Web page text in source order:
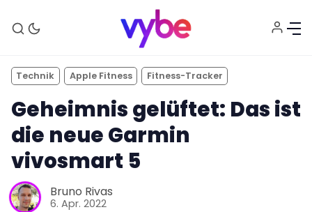
Technik Apple Fitness Fitness-Tracker
Geheimnis gelüftet: Das ist
die neue Garmin
vivosmart 5
Bruno Rivas
6. Apr. 2022